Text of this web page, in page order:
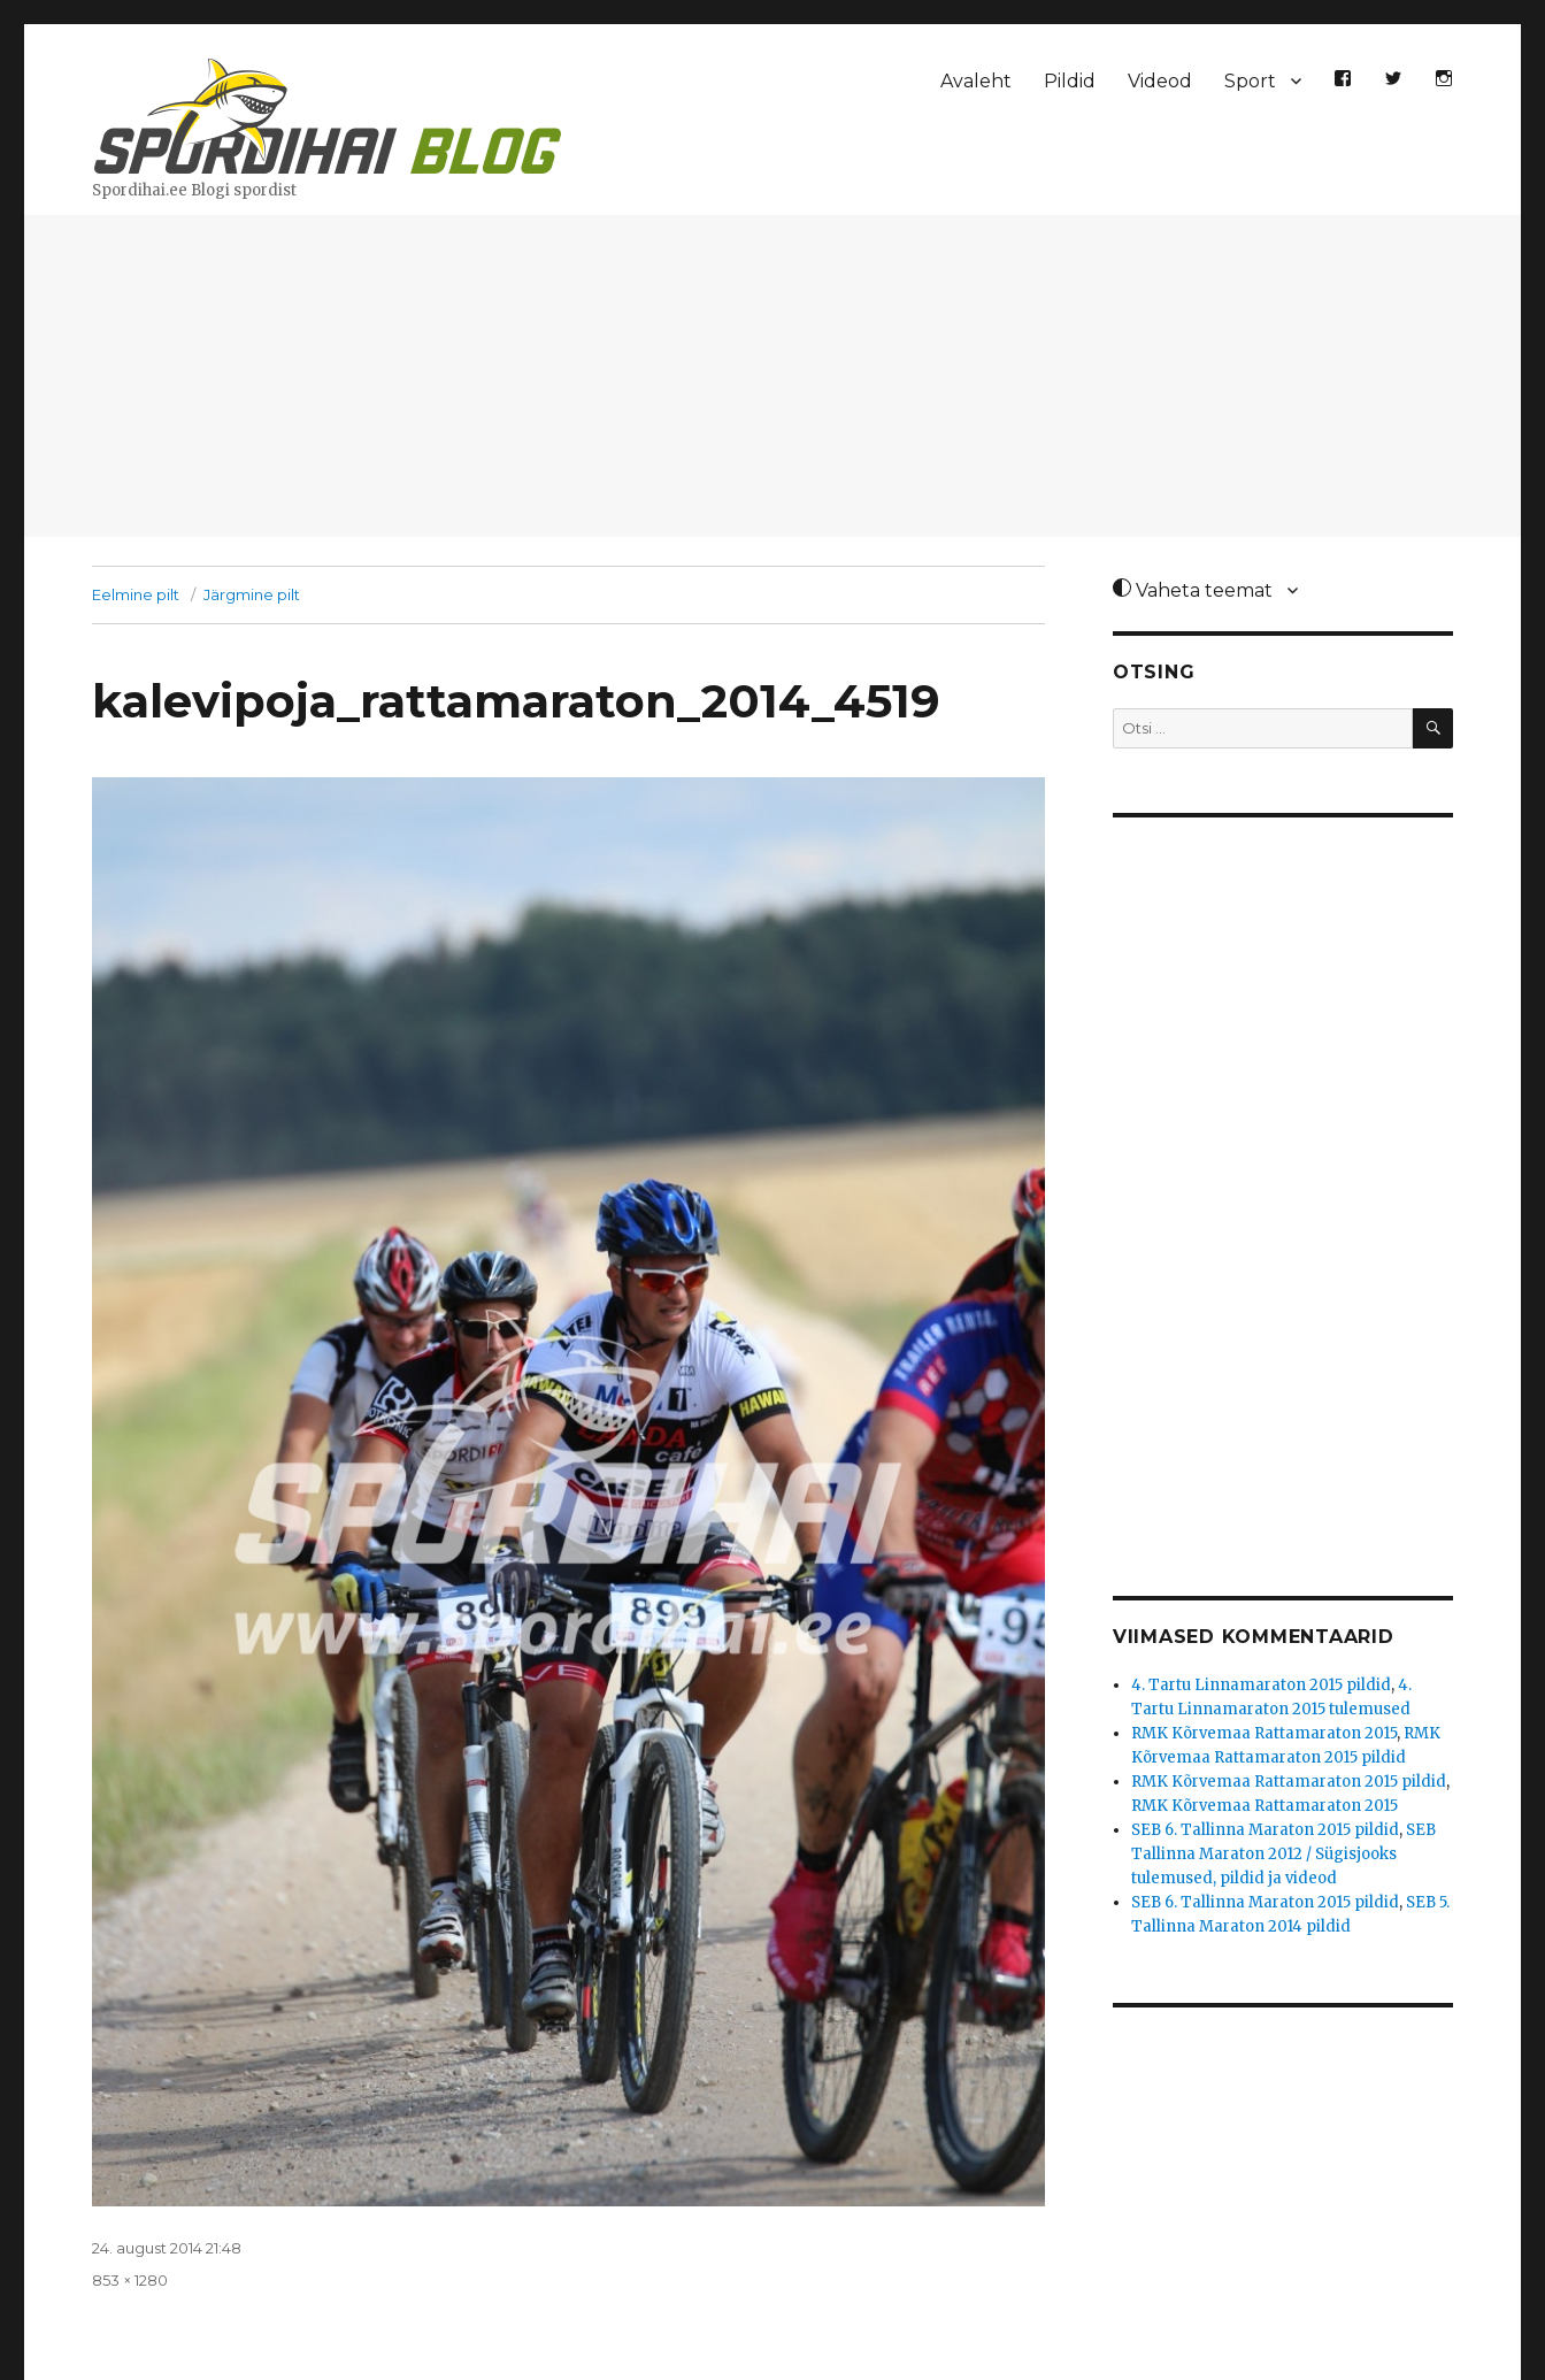
Spordihai.ee Blogi spordist
Avaleht Pildid Videod Sport
Eelmine pilt Järgmine pilt
kalevipoja_rattamaraton_2014_4519
Postitatud
24. august 2014 21:48
Täissuurus
853 × 1280
Vaheta teemat
OTSING
Otsi: OTSI
VIIMASED KOMMENTAARID
4. Tartu Linnamaraton 2015 pildid,4.
Tartu Linnamaraton 2015 tulemused
RMK Kõrvemaa Rattamaraton 2015, RMK
Kõrvemaa Rattamaraton 2015 pildid
RMK Kõrvemaa Rattamaraton 2015 pildid,
RMK Kõrvemaa Rattamaraton 2015
SEB 6. Tallinna Maraton 2015 pildid, SEB
Tallinna Maraton 2012 / Sügisjooks
tulemused, pildid ja videod
SEB 6. Tallinna Maraton 2015 pildid, SEB 5.
Tallinna Maraton 2014 pildid